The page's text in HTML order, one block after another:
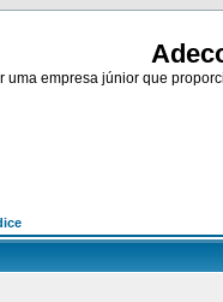
uma empresa júnior que